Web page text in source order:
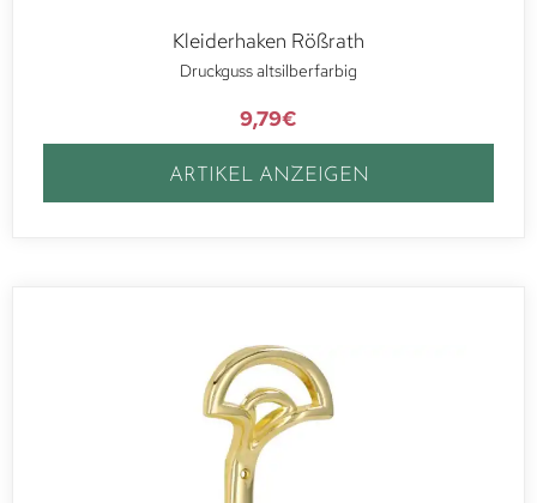
Kleiderhaken Rößrath
Druckguss altsilberfarbig
9,79€
ARTIKEL ANZEIGEN